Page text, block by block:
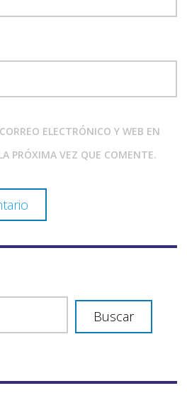
ELECTRÓNICO Y WEB EN
PRÓXIMA VEZ QUE COMENTE.
Buscar